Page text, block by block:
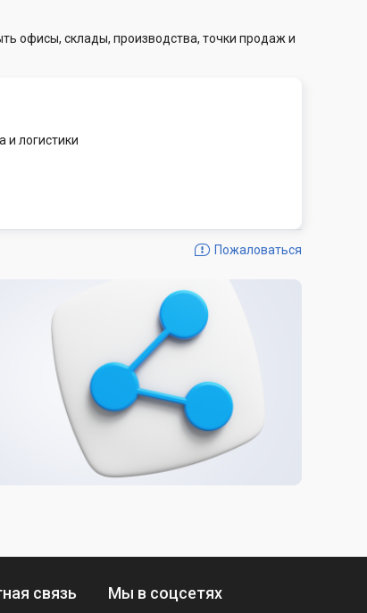
офисы, склады, производства, точки продаж и
логистики
Пожаловаться
связь Мы в соцсетях